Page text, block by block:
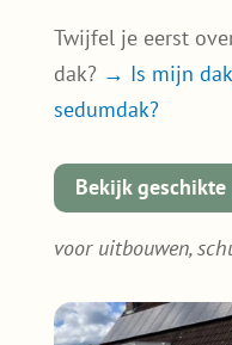
Twijfel je eerst
dak? → Is mijn
sedumdak?
Bekijk
voor uitbouwen,